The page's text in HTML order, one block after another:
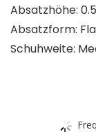
Absatzhöhe:
Absatzform:
Schuhweite: